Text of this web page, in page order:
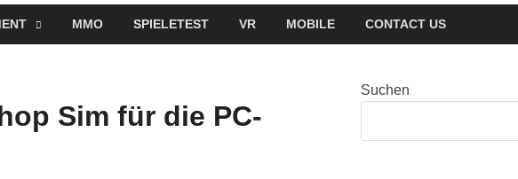
MMO SPIELETEST VR MOBILE CONTACT US
Sim für die PC-
Suchen